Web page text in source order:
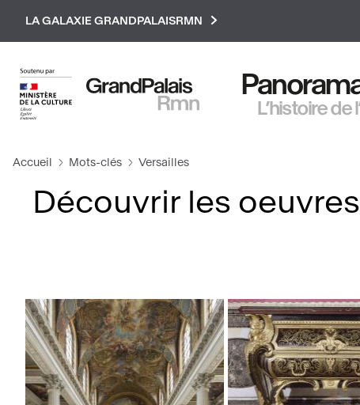
LA GALAXIE GRANDPALAISRMN
L’histoire de
Accueil Mots-clés Versailles
Découvrir les